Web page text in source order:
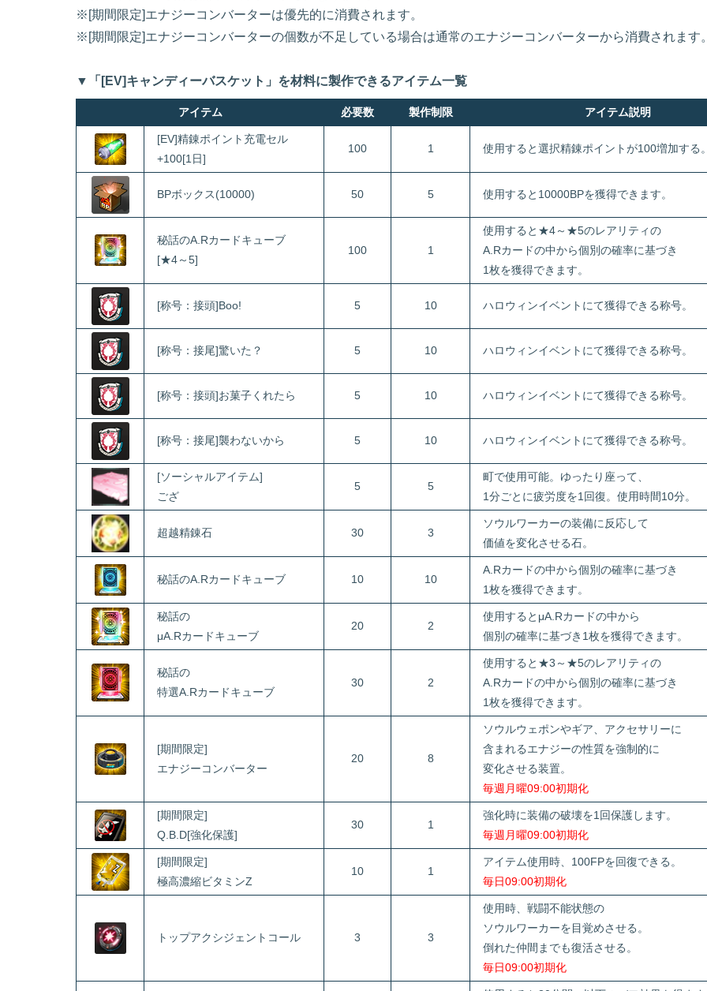
※[期間限定]エナジーコンバーターは優先的に消費されます。
※[期間限定]エナジーコンバーターの個数が不足している場合は通常のエナジーコンバーターから消費されます
▼「[EV]キャンディーバスケット」を材料に製作できるアイテム一覧
アイテム 必要数 製作制限 アイテム説明
[EV]精錬ポイント充電セル
+100[1日]
100 1 使用すると選択精錬ポイントが100増加する
BPボックス(10000) 50 5 使用すると10000BPを獲得できます。
秘話のA.Rカードキューブ
[★4～5]
100 1
使用すると★4～★5のレアリティの
A.Rカードの中から個別の確率に基づき
1枚を獲得できます。
[称号：接頭]Boo! 5 10 ハロウィンイベントにて獲得できる称号。
[称号：接尾]驚いた？ 5 10 ハロウィンイベントにて獲得できる称号。
[称号：接頭]お菓子くれたら 5 10 ハロウィンイベントにて獲得できる称号。
[称号：接尾]襲わないから 5 10 ハロウィンイベントにて獲得できる称号。
[ソーシャルアイテム]
ござ
5 5
町で使用可能。ゆったり座って、
1分ごとに疲労度を1回復。使用時間10分。
超越精錬石 30 3
ソウルワーカーの装備に反応して
価値を変化させる石。
秘話のA.Rカードキューブ 10 10
A.Rカードの中から個別の確率に基づき
1枚を獲得できます。
秘話の
μA.Rカードキューブ
20 2
使用するとμA.Rカードの中から
個別の確率に基づき1枚を獲得できます。
秘話の
特選A.Rカードキューブ
30 2
使用すると★3～★5のレアリティの
A.Rカードの中から個別の確率に基づき
1枚を獲得できます。
[期間限定]
エナジーコンバーター
20 8
ソウルウェポンやギア、アクセサリーに
含まれるエナジーの性質を強制的に
変化させる装置。
毎週月曜09:00初期化
[期間限定]
Q.B.D[強化保護]
30 1
強化時に装備の破壊を1回保護します。
毎週月曜09:00初期化
[期間限定]
極高濃縮ビタミンZ
10 1
アイテム使用時、100FPを回復できる。
毎日09:00初期化
トップアクシジェントコール 3 3
使用時、戦闘不能状態の
ソウルワーカーを目覚めさせる。
倒れた仲間までも復活させる。
毎日09:00初期化